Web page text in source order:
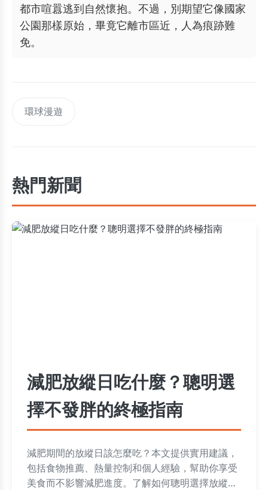
都市喧囂逃到自然懷抱。不過，別期望它像國家
公園那樣原始，畢竟它離市區近，人為痕跡難
免。
環球漫遊
熱門新聞
減肥放縱日吃什麼？聰明選
擇不發胖的終極指南
減肥期間的放縱日該怎麼吃？本文提供實用建議，
包括食物推薦、熱量控制和個人經驗，幫助你享受
美食而不影響減肥進度。了解如何聰明選擇放縱日